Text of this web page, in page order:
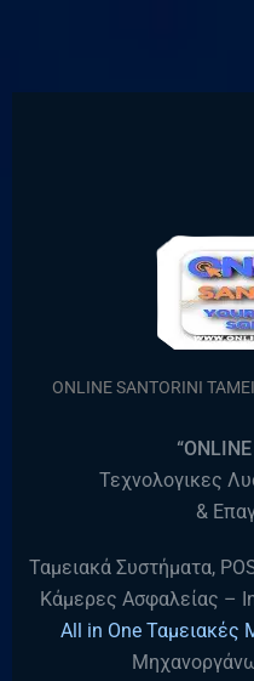
ONLINE SANTORINI
Τεχνολογικες
&
Ταμειακά Συστήματα,
Κάμερες Ασφαλείας –
All in One Ταμειακές